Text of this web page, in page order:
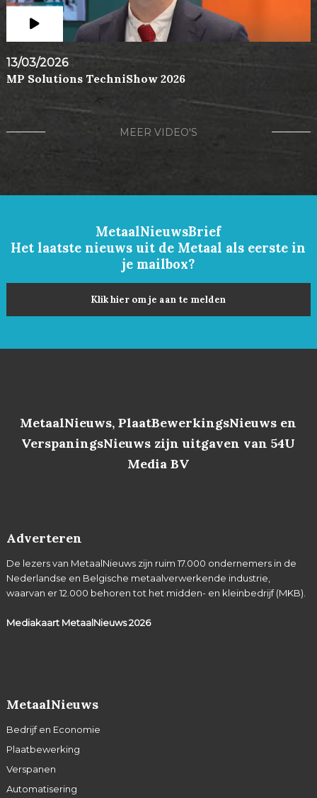
13/03/2026
MP Solutions TechniShow 2026
MEER VIDEO'S
MetaalNieuwsBrief
Het laatste nieuws uit de Metaal als eerste in
je mailbox?
Klik hier om je aan te melden
MetaalNieuws, PlaatBewerkingsNieuws en
VerspaningsNieuws zijn uitgaven van 54U
Media BV
Adverteren
De lezers van MetaalNieuws zijn ruim 17.000 ondernemers in de
Nederlandse en Belgische metaalverwerkende industrie,
waarvan er 12.000 behoren tot het midden- en kleinbedrijf (MKB).
Mediakaart MetaalNieuws2026
MetaalNieuws
Bedrijf en Economie
Plaatbewerking
Verspanen
Automatisering